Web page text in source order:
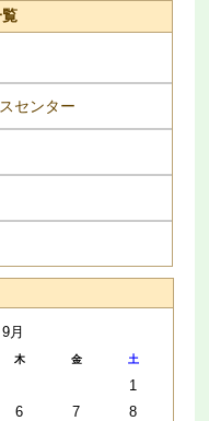
センター
9月
木 金 土
1
6 7
8